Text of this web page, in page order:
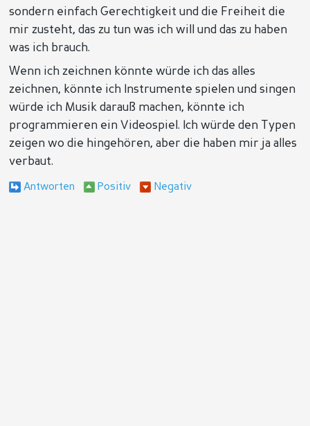
sondern einfach Gerechtigkeit und die Freiheit die
mir zusteht, das zu tun was ich will und das zu haben
was ich brauch.
Wenn ich zeichnen könnte würde ich das alles
zeichnen, könnte ich Instrumente spielen und singen
würde ich Musik darauß machen, könnte ich
programmieren ein Videospiel. Ich würde den Typen
zeigen wo die hingehören, aber die haben mir ja alles
verbaut.